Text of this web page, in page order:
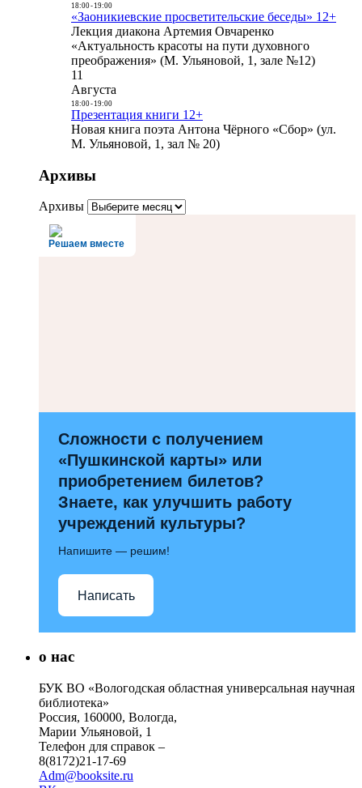
18:00- 19:00
«Заоникиевские просветительские беседы» 12+
Лекция диакона Артемия Овчаренко
«Актуальность красоты на пути духовного
преображения» (М. Ульяновой, 1, зале №12)
11
Августа
18:00- 19:00
Презентация книги 12+
Новая книга поэта Антона Чёрного «Сбор» (ул.
М. Ульяновой, 1, зал № 20)
Архивы
Архивы
Решаем вместе
Сложности с получением
«Пушкинской карты» или
приобретением билетов?
Знаете, как улучшить работу
учреждений культуры?
Напишите — решим!
Написать
о нас
БУК ВО «Вологодская областная универсальная научная
библиотека»
Россия, 160000, Вологда,
Марии Ульяновой, 1
Телефон для справок –
8(8172)21-17-69
Adm@booksite.ru